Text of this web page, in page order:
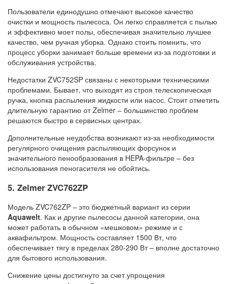
Пользователи единодушно отмечают высокое качество
очистки и мощность пылесоса. Он легко справляется с пылью
и эффективно моет полы, обеспечивая значительно лучшее
качество, чем ручная уборка. Однако стоить помнить, что
процесс уборки занимает больше времени из-за подготовки и
обслуживания устройства.
Недостатки ZVC752SP связаны с некоторыми техническими
проблемами. Бывает, что выходят из строя телескопическая
ручка, кнопка распыления жидкости или насос. Стоит отметить
длительную гарантию от Zelmer – большинство проблем
решаются быстро в сервисных центрах.
Дополнительные неудобства возникают из-за необходимости
регулярного очищения распыляющих форсунок и
значительного пенообразования в HEPA-фильтре – без
использования пеногасителя не обойтись.
5. Zelmer ZVC762ZP
Модель ZVC762ZP – это бюджетный вариант из серии
Aquawelt. Как и другие пылесосы данной категории, она
может работать в обычном «мешковом» режиме и с
аквафильтром. Мощность составляет 1500 Вт, что
обеспечивает тягу в пределах 280-290 Вт – вполне достаточно
для бытового использования.
Снижение цены достигнуто за счет упрощения